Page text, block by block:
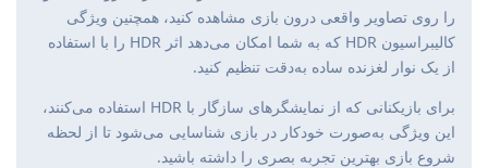
را روی تصاویر واقعی درون بازی مشاهده کنید، همچنین ویژگی
کالیبراسیون HDR که به شما امکان می‌دهد اثر HDR را با استفاده
از یک نوار لغزنده ساده به‌دقت تنظیم کنید.
برای بازیکنانی که از نمایشگرهای سازگار با HDR استفاده می‌کنند،
این ویژگی به‌صورت خودکار در بازی شناسایی می‌شود تا از لحظه
شروع بازی بهترین تجربه بصری را داشته باشید.